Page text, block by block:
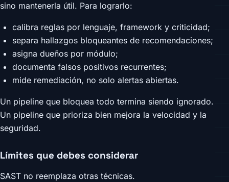
sino mantenerla útil. Para lograrlo:
calibra reglas por lenguaje, framework y criticidad;
separa hallazgos bloqueantes de recomendaciones;
asigna dueños por módulo;
documenta falsos positivos recurrentes;
mide remediación, no solo alertas abiertas.
Un pipeline que bloquea todo termina siendo ignorado.
Un pipeline que prioriza bien mejora la velocidad y la
seguridad.
Límites que debes considerar
SAST no reemplaza otras técnicas.